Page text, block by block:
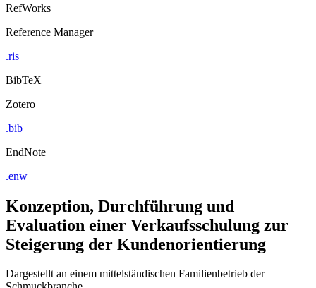
RefWorks
Reference Manager
.ris
BibTeX
Zotero
.bib
EndNote
.enw
Konzeption, Durchführung und
Evaluation einer Verkaufsschulung zur
Steigerung der Kundenorientierung
Dargestellt an einem mittelständischen Familienbetrieb der